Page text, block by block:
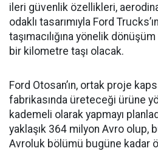
ileri güvenlik özellikleri,
odaklı tasarımıyla Ford
taşımacılığına yönelik
bir kilometre taşı olacak.
Ford Otosan’ın, ortak proje
fabrikasında üreteceği ürüne
kademeli olarak yapmayı
yaklaşık 364 milyon Avro olup,
Avroluk bölümü bugüne kadar